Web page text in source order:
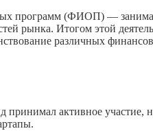
программ (ФИОП) —
рынка. Итогом этой
различных
принимал активное участие,